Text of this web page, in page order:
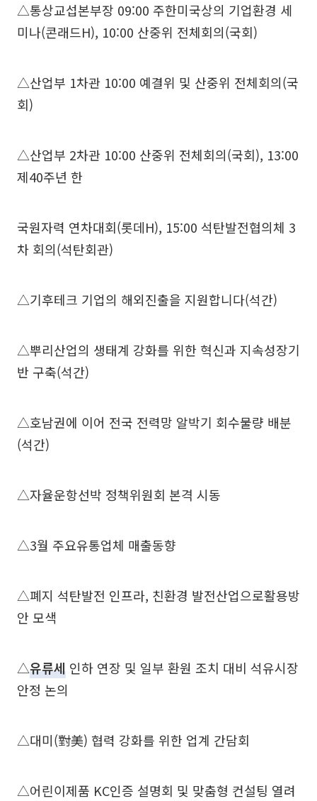
△통상교섭본부장 09:00 주한미국상의 기업환경 세
미나(콘래드H), 10:00 산중위 전체회의(국회)
△산업부 1차관 10:00 예결위 및 산중위 전체회의(국
회)
△산업부 2차관 10:00 산중위 전체회의(국회), 13:00
제40주년 한
국원자력 연차대회(롯데H), 15:00 석탄발전협의체 3
차 회의(석탄회관)
△기후테크 기업의 해외진출을 지원합니다(석간)
△뿌리산업의 생태계 강화를 위한 혁신과 지속성장기
반 구축(석간)
△호남권에 이어 전국 전력망 알박기 회수물량 배분
(석간)
△자율운항선박 정책위원회 본격 시동
△3월 주요유통업체 매출동향
△폐지 석탄발전 인프라, 친환경 발전산업으로활용방
안 모색
△유류세 인하 연장 및 일부 환원 조치 대비 석유시장
안정 논의
△대미(對美) 협력 강화를 위한 업계 간담회
△어린이제품 KC인증 설명회 및 맞춤형 컨설팅 열려